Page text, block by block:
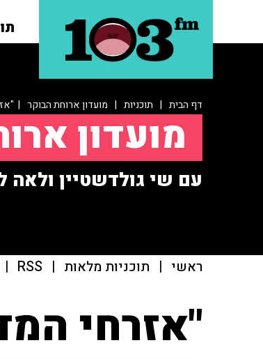
דף הבית | תוכניות | מועדון ארוחת הבוקר |
מועדון
עם שי גולדשטיין ולאה
ראשי | תוכניות מלאות |
RSS
|
"אזרחי